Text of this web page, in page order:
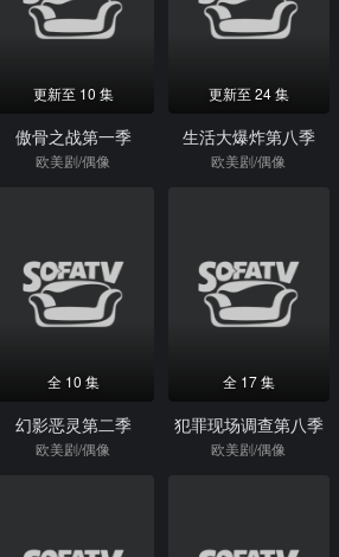
更新至 10 集
傲骨之战第一季
欧美剧/偶像
更新至 24 集
生活大爆炸第八季
欧美剧/偶像
全 10 集
幻影恶灵第二季
欧美剧/偶像
全 17 集
犯罪现场调查第八季
欧美剧/偶像